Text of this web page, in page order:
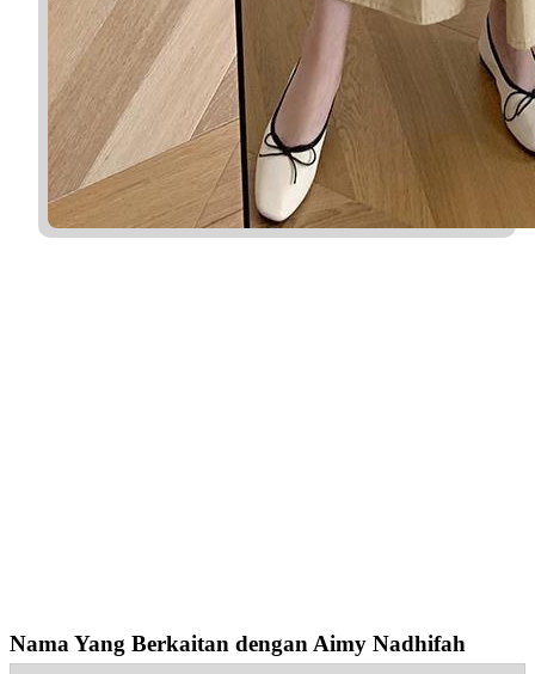
Nama Yang Berkaitan dengan Aimy Nadhifah